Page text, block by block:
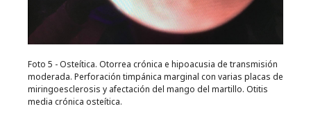
Foto 5 - Osteítica. Otorrea crónica e hipoacusia de transmisión
moderada. Perforación timpánica marginal con varias placas de
miringoesclerosis y afectación del mango del martillo. Otitis
media crónica osteítica.